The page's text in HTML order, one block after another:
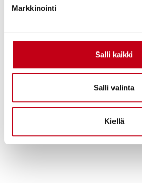
Markkinointi
Salli kaikki
Salli valinta
Kiellä
ja spa-markkinoilla toimivista yhtiöistä.
tuotevalikoima ovat markkinalla hyvin
kansainvälisen sauna- ja spa-markkinan
79 % tuli Suomen ulkopuolelta.
650 alan ammattilaista Suomessa,
Muuramessa Harvian pääkonttorin